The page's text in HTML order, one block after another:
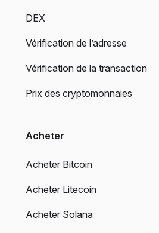
DEX
Vérification de l’adresse
Vérification de la transaction
Prix des cryptomonnaies
Acheter
Acheter Bitcoin
Acheter Litecoin
Acheter Solana